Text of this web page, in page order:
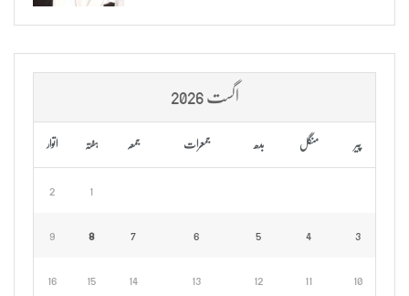
اگست 2026
پیر منگل بدھ جمعرات جمعہ ہفتہ اتوار
1
2
3
4
5
6
7
8
9
10
11
12
13
14
15
16